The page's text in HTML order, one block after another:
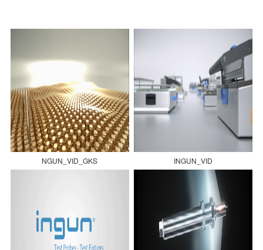
NGUN_VID_GKS INGUN_VID